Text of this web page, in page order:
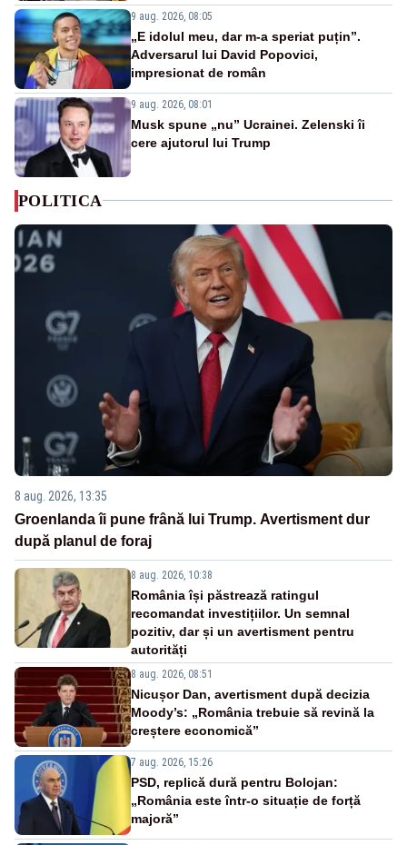
9 aug. 2026, 08:05
„E idolul meu, dar m-a speriat puțin”.
Adversarul lui David Popovici,
impresionat de român
9 aug. 2026, 08:01
Musk spune „nu” Ucrainei. Zelenski îi
cere ajutorul lui Trump
POLITICA
8 aug. 2026, 13:35
Groenlanda îi pune frână lui Trump. Avertisment dur
după planul de foraj
8 aug. 2026, 10:38
România își păstrează ratingul
recomandat investițiilor. Un semnal
pozitiv, dar și un avertisment pentru
autorități
8 aug. 2026, 08:51
Nicușor Dan, avertisment după decizia
Moody’s: „România trebuie să revină la
creștere economică”
7 aug. 2026, 15:26
PSD, replică dură pentru Bolojan:
„România este într-o situație de forță
majoră”